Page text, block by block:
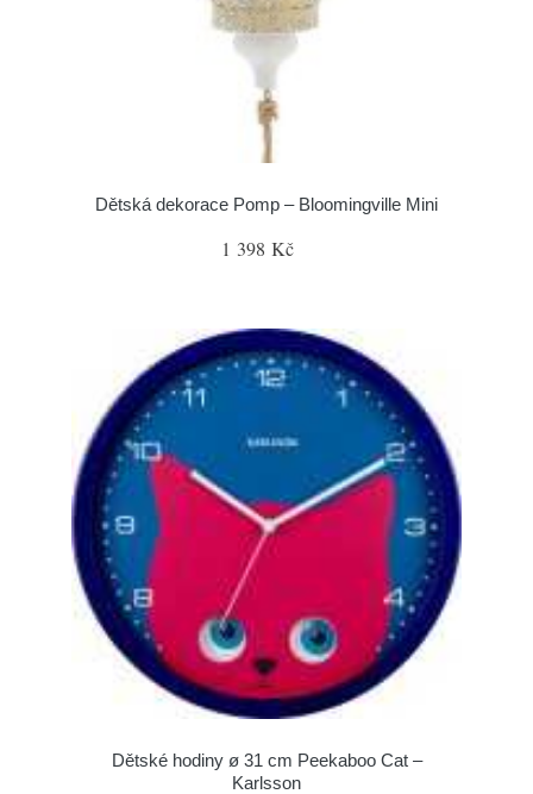
Dětská dekorace Pomp – Bloomingville Mini
1 398 Kč
Dětské hodiny ø 31 cm Peekaboo Cat –
Karlsson